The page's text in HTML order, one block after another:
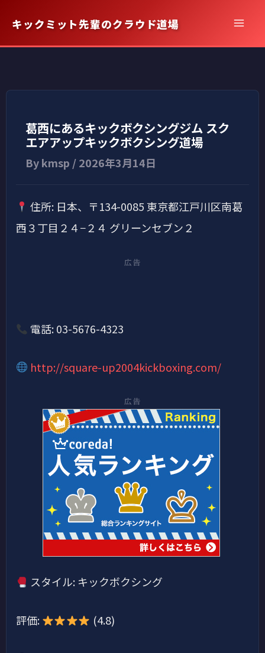
を
キ
キックミット先輩のクラウド道場
葛西にあるキックボクシングジム スク
エアアップキックボクシング道場
Bykmsp /2026年3月14日
住所: 日本、〒134-0085 東京都江戸川区南葛
西３丁目２４−２４ グリーンセブン２
広告
電話: 03-5676-4323
http://square-up2004kickboxing.com/
広告
スタイル: キックボクシング
評価: (4.8)